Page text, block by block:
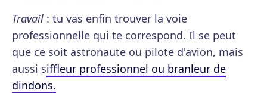
Travail : tu vas enfin trouver la voie
professionnelle qui te correspond. Il se peut
que ce soit astronaute ou pilote d'avion, mais
aussi siffleur professionnel ou branleur de
dindons.